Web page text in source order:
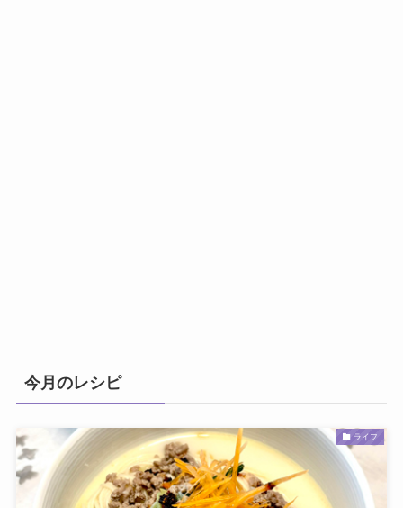
今月のレシピ
ライフ